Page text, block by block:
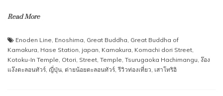
Read More
Enoden Line Enoshima Great Buddha Great Buddha of
Kamakura Hase Station japan Kamakura Komachi dori Street
Kotoku-In Temple Otori Street Temple Tsurugaoka Hachimangu ง๊อง
แง๊งตะลอนทัวร์ ญี่ปุ่น ต่ายน้อยตะลอนทัวร์ ,รีวิวท่องเที่ยว เสาโทริอิ